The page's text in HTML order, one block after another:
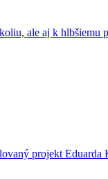
ale aj k hlbšiemu
projekt Eduarda